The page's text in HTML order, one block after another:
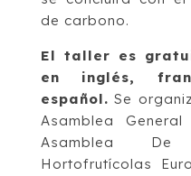
de carbono.
El taller es
en inglés,
español. Se
Asamblea
Asamblea
Hortofrutícolas